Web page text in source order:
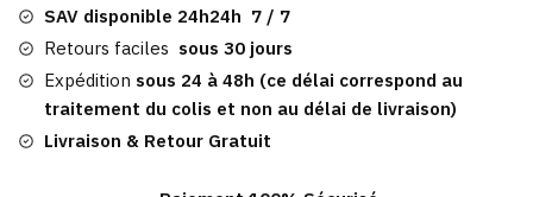
Baseball
Femme
Adriana
SAV disponible 24h24h 7 / 7
Retours faciles sous 30 jours
Expédition sous 24 à 48h (ce délai correspond au
traitement du colis et non au délai de livraison)
Livraison & Retour Gratuit